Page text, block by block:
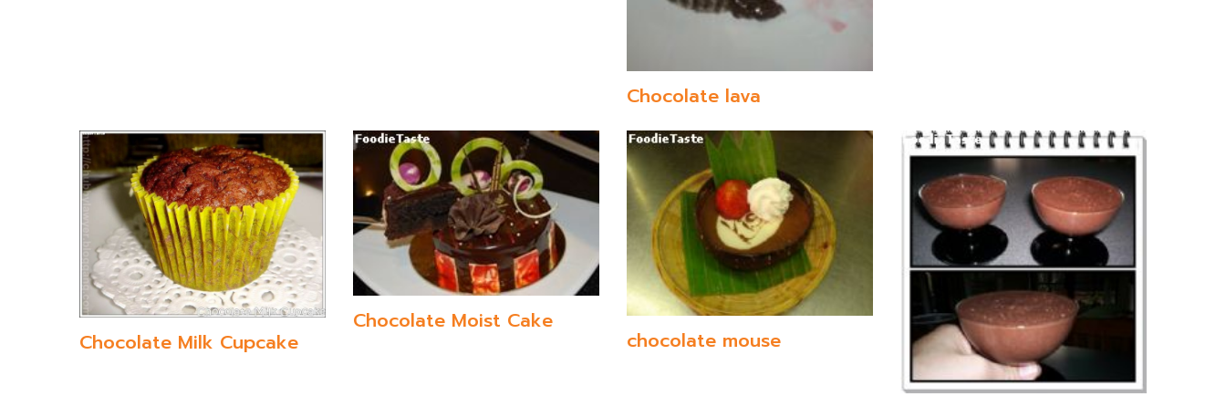
Chocolate lava
Chocolate Milk Cupcake
Chocolate Moist Cake
chocolate mouse